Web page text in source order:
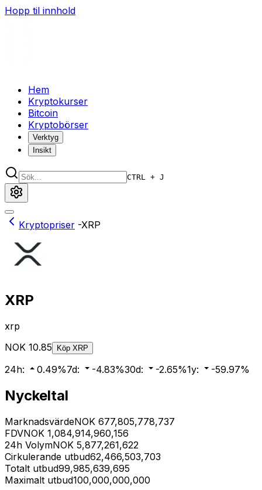
Hopp til innhold
Hem
Kryptokurser
Bitcoin
Kryptobörser
Verktyg
Insikt
CTRL + J
Kryptopriser -XRP
XRP
xrp
NOK 10.85 Köp XRP
24h: 0.49%7d: -4.83%30d: -2.65%1y: -59.97%
Nyckeltal
MarknadsvärdeNOK 677,805,778,737
FDVNOK 1,084,914,960,156
24h VolymNOK 5,877,261,622
Cirkulerande utbud62,466,503,703
Totalt utbud99,985,639,695
Maximalt utbud100,000,000,000